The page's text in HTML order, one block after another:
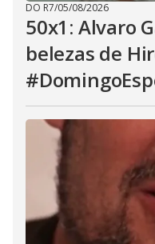
DO R7/05/08/2026
50x1: Alvaro
belezas de